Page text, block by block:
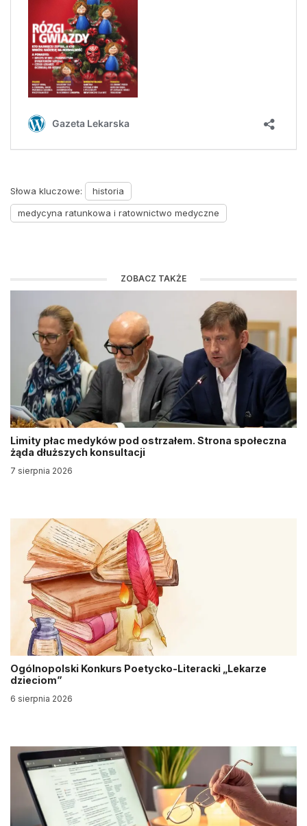
Słowa kluczowe:
historia
medycyna ratunkowa i ratownictwo medyczne
ZOBACZ TAKŻE
Limity płac medyków pod ostrzałem. Strona społeczna
żąda dłuższych konsultacji
7 sierpnia 2026
Ogólnopolski Konkurs Poetycko-Literacki „Lekarze
dzieciom”
6 sierpnia 2026